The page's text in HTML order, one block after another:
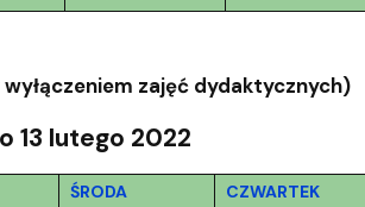
wyłączeniem zajęć dydaktycznych)
13 lutego 2022
ŚRODA CZWARTEK